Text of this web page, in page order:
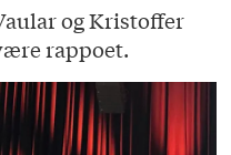
og Kristoffer
rappoet.